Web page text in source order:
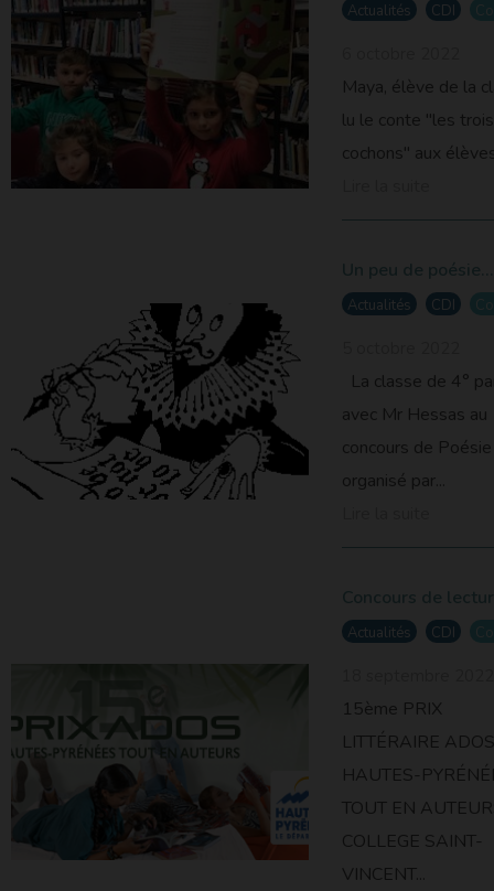
Actualités CDI
Maya, élève de la
lu le conte "les
cochons" aux
Un peu de poésie...
Actualités CDI
La classe de 4°
avec Mr Hessas au
concours de Poésie
organisé par...
Concours de
Actualités CDI
15ème PRIX
LITTÉRAIRE
HAUTES-
TOUT EN
COLLEGE SAINT-
VINCENT...